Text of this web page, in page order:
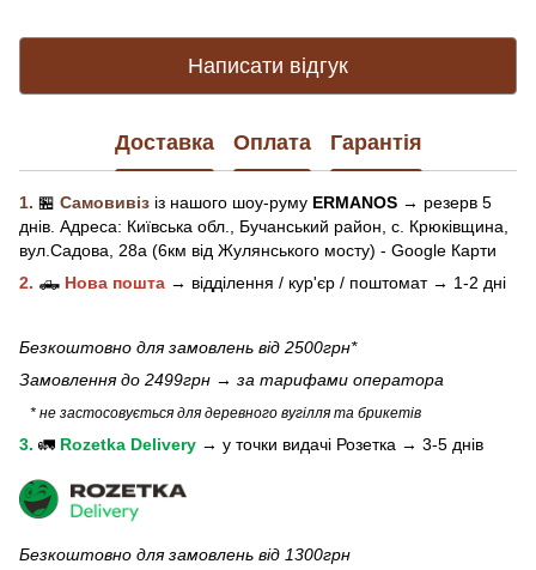
Написати відгук
Доставка Оплата Гарантія
1. 🏪 Самовивіз із нашого шоу-руму ERMANOS → резерв 5
днів. Адреса: Київська обл., Бучанський район, с. Крюківщина,
вул.Садова, 28а (6км від Жулянського мосту) - Google Карти
2. 🛻 Нова пошта → відділення / кур'єр / поштомат → 1-2 дні
Безкоштовно для замовлень від 2500грн*
Замовлення до 2499грн → за тарифами оператора
* не застосовується для деревного вугілля та брикетів
3. 🚛 Rozetka Delivery → у точки видачі Розетка → 3-5 днів
Безкоштовно для замовлень від 1300грн